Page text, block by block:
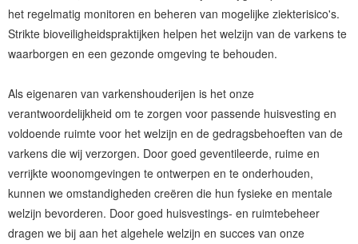
het regelmatig monitoren en beheren van mogelijke ziekterisico's.
Strikte bioveiligheidspraktijken helpen het welzijn van de varkens te
waarborgen en een gezonde omgeving te behouden.
Als eigenaren van varkenshouderijen is het onze
verantwoordelijkheid om te zorgen voor passende huisvesting en
voldoende ruimte voor het welzijn en de gedragsbehoeften van de
varkens die wij verzorgen. Door goed geventileerde, ruime en
verrijkte woonomgevingen te ontwerpen en te onderhouden,
kunnen we omstandigheden creëren die hun fysieke en mentale
welzijn bevorderen. Door goed huisvestings- en ruimtebeheer
dragen we bij aan het algehele welzijn en succes van onze